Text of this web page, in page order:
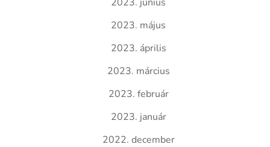
2023. május
2023. április
2023. március
2023. február
2023. január
2022. december